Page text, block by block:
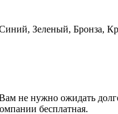
Зеленый, Бронза,
не нужно ожидать
бесплатная.